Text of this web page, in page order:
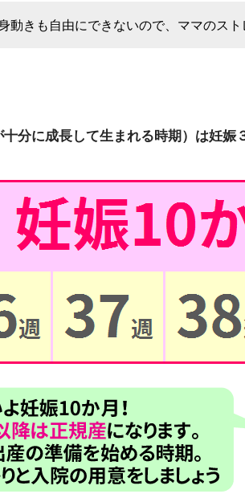
動きも自由にできないので、ママのスト
分に成長して生まれる時期）は妊娠